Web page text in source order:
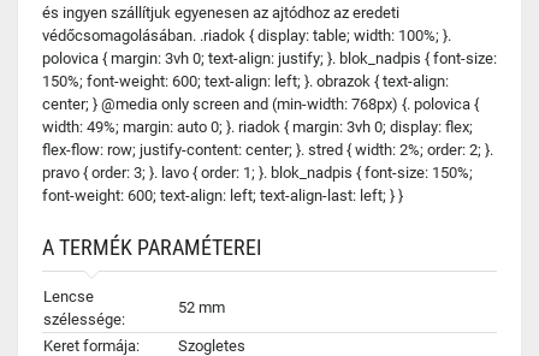
és ingyen szállítjuk egyenesen az ajtódhoz az eredeti
védőcsomagolásában. .riadok { display: table; width: 100%; }.
polovica { margin: 3vh 0; text-align: justify; }. blok_nadpis { font-size:
150%; font-weight: 600; text-align: left; }. obrazok { text-align:
center; } @media only screen and (min-width: 768px) {. polovica {
width: 49%; margin: auto 0; }. riadok { margin: 3vh 0; display: flex;
flex-flow: row; justify-content: center; }. stred { width: 2%; order: 2; }.
pravo { order: 3; }. lavo { order: 1; }. blok_nadpis { font-size: 150%;
font-weight: 600; text-align: left; text-align-last: left; } }
A TERMÉK PARAMÉTEREI
Lencse
szélessége:
52 mm
Keret formája:
Szogletes